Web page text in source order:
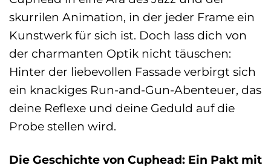
skurrilen Animation, in der jeder Frame ein
Kunstwerk für sich ist. Doch lass dich von
der charmanten Optik nicht täuschen:
Hinter der liebevollen Fassade verbirgt sich
ein knackiges Run-and-Gun-Abenteuer, das
deine Reflexe und deine Geduld auf die
Probe stellen wird.
Die Geschichte von Cuphead: Ein Pakt mit